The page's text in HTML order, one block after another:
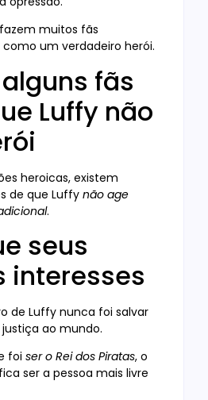
muitos fãs
um verdadeiro herói.
fãs
Luffy não
heroicas, existem
de que Luffy não age
.
seus
interesses
de Luffy nunca foi salvar
ao mundo.
foi ser o Rei dos Piratas, o
ser a pessoa mais livre